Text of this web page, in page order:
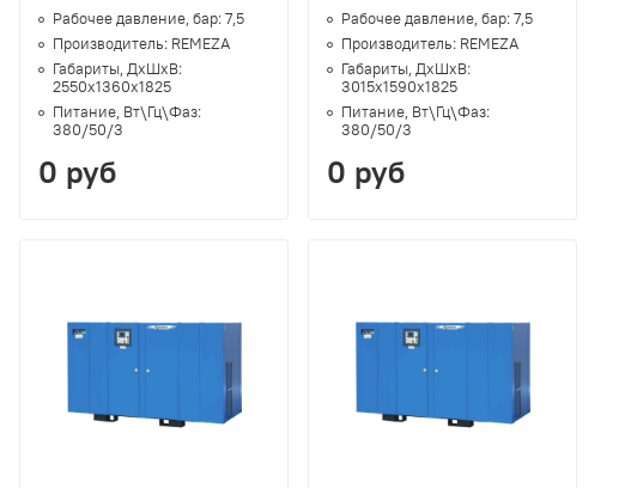
Рабочее давление, бар:7,5
Производитель: REMEZA
Габариты, ДхШхВ:
2550х1360х1825
Питание, Вт\Гц\Фаз:
380/50/3
0 руб
Рабочее давление, бар:7,5
Производитель: REMEZA
Габариты, ДхШхВ:
3015х1590х1825
Питание, Вт\Гц\Фаз:
380/50/3
0 руб